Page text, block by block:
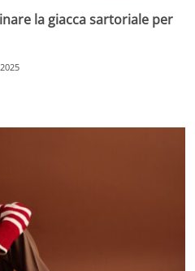
la giacca sartoriale per